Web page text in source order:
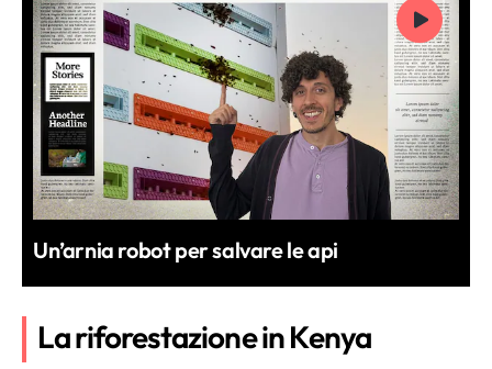
Un’arnia robot per salvare le api
La riforestazione in Kenya